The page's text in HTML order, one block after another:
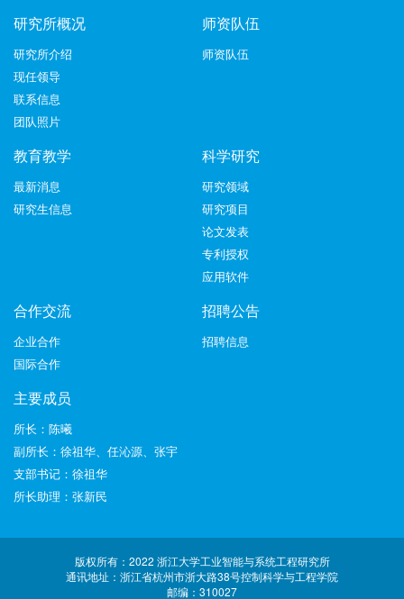
研究所概况
研究所介绍
现任领导
联系信息
团队照片
师资队伍
师资队伍
教育教学
最新消息
研究生信息
科学研究
研究领域
研究项目
论文发表
专利授权
应用软件
合作交流
企业合作
国际合作
招聘公告
招聘信息
主要成员
所长：陈曦
副所长：徐祖华、任沁源、张宇
支部书记：徐祖华
所长助理：张新民
版权所有：2022 浙江大学工业智能与系统工程研究所
通讯地址：浙江省杭州市浙大路38号控制科学与工程学院
邮编：310027